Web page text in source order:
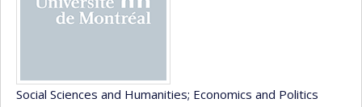
Social Sciences and Humanities; Economics and Politics